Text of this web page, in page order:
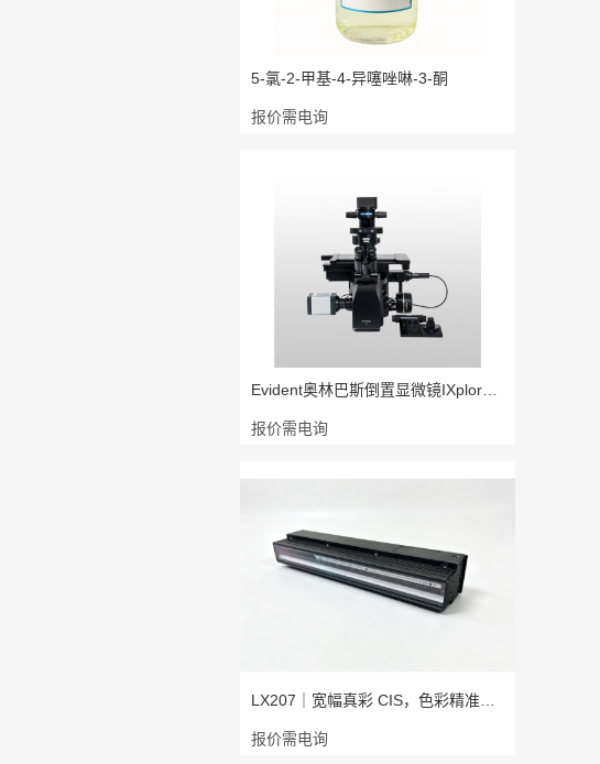
5-氯-2-甲基-4-异噻唑啉-3-酮
报价需电询
报价需电询
报价需电询